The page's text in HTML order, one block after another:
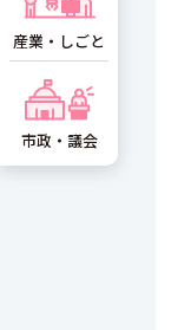
産業・しごと
市政・議会